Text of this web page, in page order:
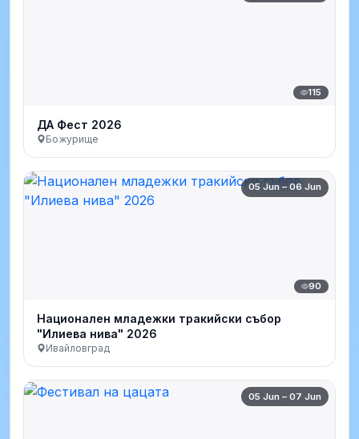
115
ДА Фест 2026
Божурище
05 Jun – 06 Jun
90
Национален младежки тракийски събор
"Илиева нива" 2026
Ивайловград
05 Jun – 07 Jun